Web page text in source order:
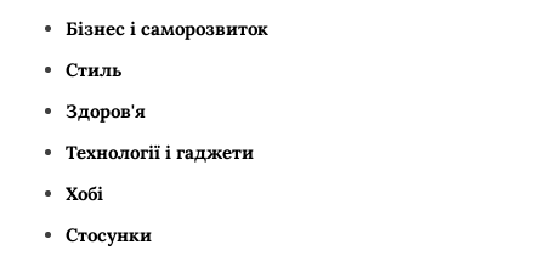
Бізнес і саморозвиток
Стиль
Здоров'я
Технології і гаджети
Хобі
Стосунки